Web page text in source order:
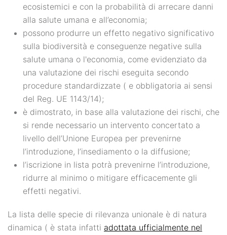
ecosistemici e con la probabilità di arrecare danni
alla salute umana e all’economia;
possono produrre un effetto negativo significativo
sulla biodiversità e conseguenze negative sulla
salute umana o l'economia, come evidenziato da
una valutazione dei rischi eseguita secondo
procedure standardizzate ( e obbligatoria ai sensi
del Reg. UE 1143/14);
è dimostrato, in base alla valutazione dei rischi, che
si rende necessario un intervento concertato a
livello dell’Unione Europea per prevenirne
l’introduzione, l’insediamento o la diffusione;
l’iscrizione in lista potrà prevenirne l’introduzione,
ridurre al minimo o mitigare efficacemente gli
effetti negativi.
La lista delle specie di rilevanza unionale è di natura
dinamica ( è stata infatti adottata ufficialmente nel